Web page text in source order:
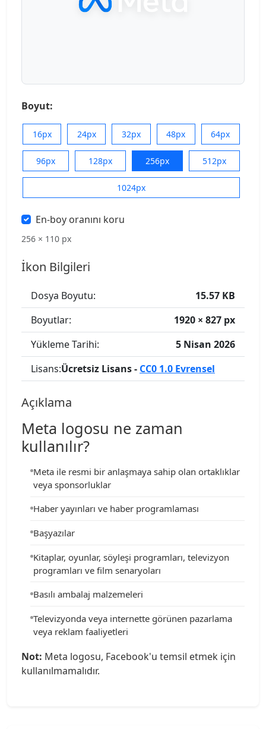
Boyut:
16px 24px 32px 48px 64px
96px 128px 256px 512px
1024px
En-boy oranını koru
256 × 110 px
İkon Bilgileri
Dosya Boyutu:
15.57 KB
Boyutlar:
1920 × 827 px
Yükleme Tarihi:
5 Nisan 2026
Lisans:Ücretsiz Lisans - CC0 1.0 Evrensel
Açıklama
Meta logosu ne zaman
kullanılır?
Meta ile resmi bir anlaşmaya sahip olan ortaklıklar
veya sponsorluklar
Haber yayınları ve haber programlaması
Başyazılar
Kitaplar, oyunlar, söyleşi programları, televizyon
programları ve film senaryoları
Basılı ambalaj malzemeleri
Televizyonda veya internette görünen pazarlama
veya reklam faaliyetleri
Not: Meta logosu, Facebook'u temsil etmek için
kullanılmamalıdır.